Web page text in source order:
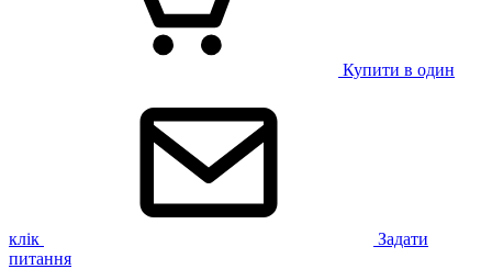
Купити в один
клік
Задати
питання